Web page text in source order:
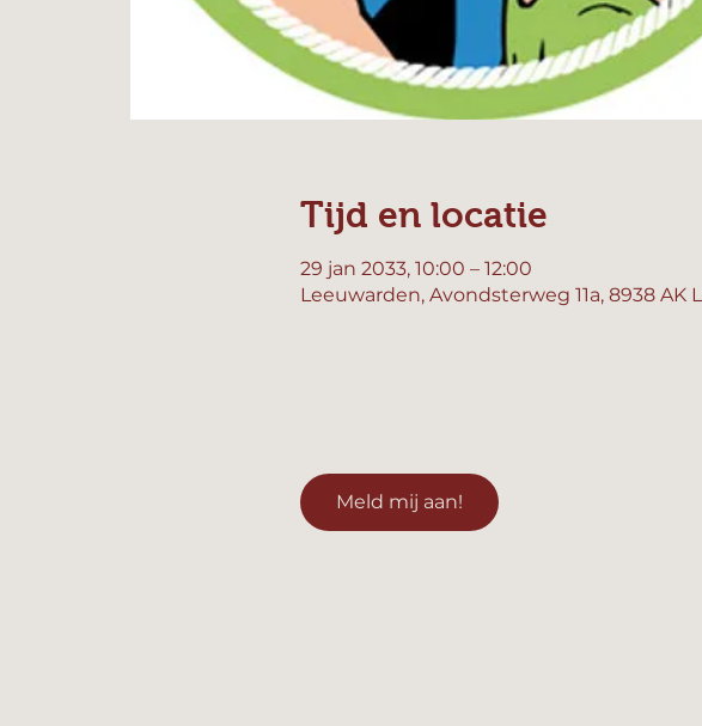
Tijd en locatie
29 jan 2033, 10:00 – 12:00
Leeuwarden, Avondsterweg 11a, 8938 AK
Meld mij aan!